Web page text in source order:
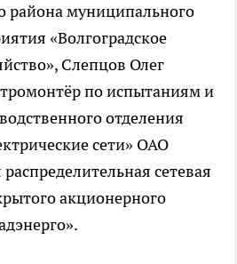
района муниципального
«Волгоградское
Слепцов Олег
по испытаниям и
отделения
сети» ОАО
сетевая
акционерного